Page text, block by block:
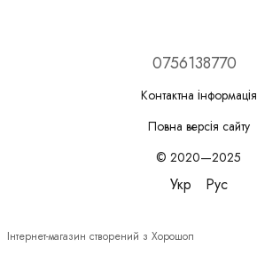
0756138770
Контактна інформація
Повна версія сайту
© 2020—2025
Укр Рус
Інтернет-магазин створений з Хорошоп